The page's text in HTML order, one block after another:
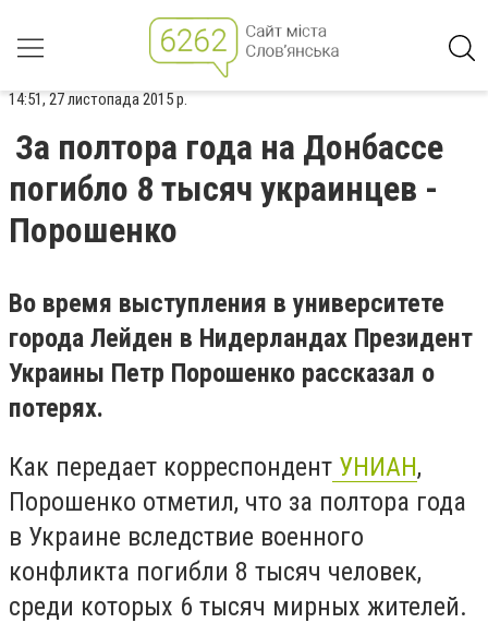
14:51, 27 листопада 2015 р.
За полтора года на Донбассе
погибло 8 тысяч украинцев -
Порошенко
Во время выступления в университете
города Лейден в Нидерландах Президент
Украины Петр Порошенко рассказал о
потерях.
Как передает корреспондент УНИАН,
Порошенко отметил, что за полтора года
в Украине вследствие военного
конфликта погибли 8 тысяч человек,
среди которых 6 тысяч мирных жителей.